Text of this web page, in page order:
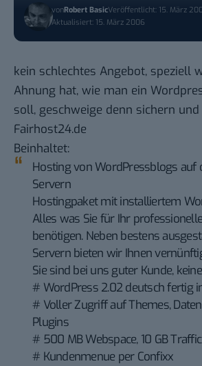
vonRobert BasicVeröffentlicht: 15. März
Aktualisiert: 15. März 2006
kein schlechtes Angebot, speziell
Ahnung hat, wie man ein
soll, geschweige denn sichern
Fairhost24.de
Beinhaltet:
Hosting von WordPressblogs auf
Servern
Hostingpaket mit installiertem
Alles was Sie für Ihr
benötigen. Neben bestens
Servern bieten wir Ihnen
Sie sind bei uns guter Kunde,
# WordPress 2.02 deutsch fertig
# Voller Zugriff auf Themes,
Plugins
# 500 MB Webspace, 10 GB Traffic
# Kundenmenue per Confixx